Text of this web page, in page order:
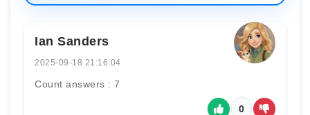
Ian Sanders
2025-09-18 21:16:04
Count answers : 7
0